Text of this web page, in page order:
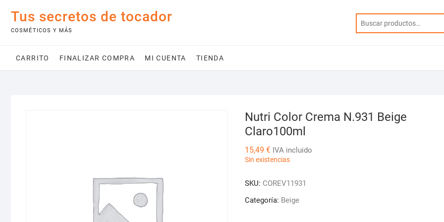
contenido
Tus secretos de tocador
COSMÉTICOS Y MÁS
CARRITO FINALIZAR COMPRA MI CUENTA TIENDA
Nutri Color Crema N.931 Beige
Claro100ml
15,49 € IVA incluido
Sin existencias
SKU: COREV11931
Categoría: Beige